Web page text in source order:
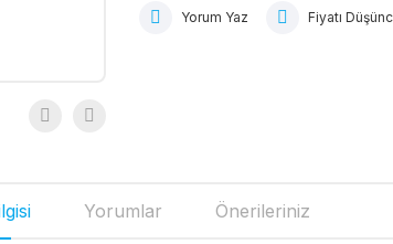
Yorum Yaz Fiyatı
Yorumlar Önerileriniz